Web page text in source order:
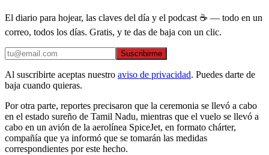
El diario para hojear, las claves del día y el podcast ☕ — todo en un
correo, todos los días. Gratis, y te das de baja con un clic.
Suscribirme
Al suscribirte aceptas nuestro aviso de privacidad. Puedes darte de
baja cuando quieras.
Por otra parte, reportes precisaron que la ceremonia se llevó a cabo
en el estado sureño de Tamil Nadu, mientras que el vuelo se llevó a
cabo en un avión de la aerolínea SpiceJet, en formato chárter,
compañía que ya informó que se tomarán las medidas
correspondientes por este hecho.